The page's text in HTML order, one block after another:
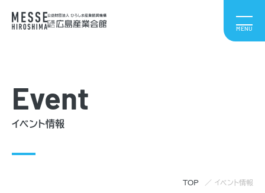
Event
イベント情報
TOP イベント情報